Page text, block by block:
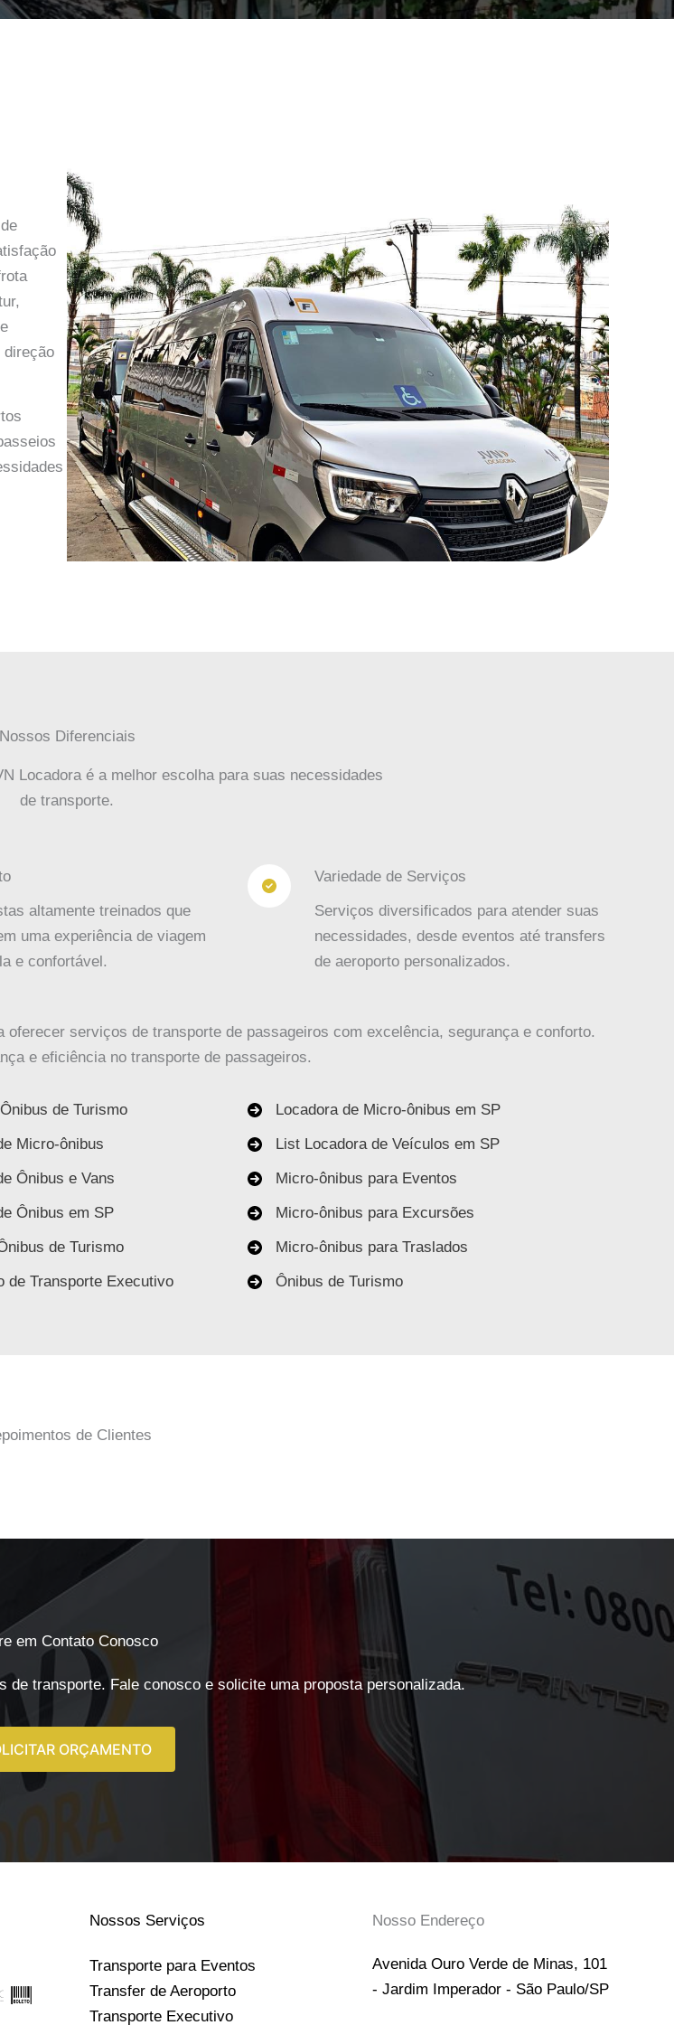
direção
Nossos Diferenciais
Locadora é a melhor escolha para suas necessidades
de transporte.
altamente treinados que
uma experiência de viagem
e confortável.
Variedade de Serviços
Serviços diversificados para atender suas
necessidades, desde eventos até transfers
de aeroporto personalizados.
serviços de transporte de passageiros com excelência, segurança e conforto.
e eficiência no transporte de passageiros.
de Turismo
Micro-ônibus
Ônibus e Vans
Ônibus em SP
de Turismo
de Transporte Executivo
Locadora de Micro-ônibus em SP
List Locadora de Veículos em SP
Micro-ônibus para Eventos
Micro-ônibus para Excursões
Micro-ônibus para Traslados
Ônibus de Turismo
de Clientes
em Contato Conosco
de transporte. Fale conosco e solicite uma proposta personalizada.
ORÇAMENTO
Nossos Serviços
Transporte para Eventos
Transfer de Aeroporto
Transporte Executivo
Nosso Endereço
Avenida Ouro Verde de Minas, 101
- Jardim Imperador - São Paulo/SP